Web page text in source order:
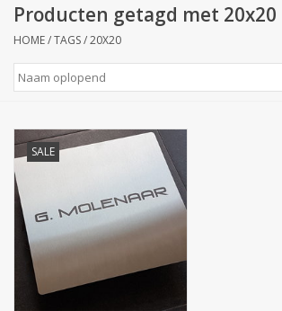
Deurbel 304
Huisnummers
Naamplaten
Opruiming
Producten getagd met 20x20
HOME/TAGS/20X20
SALE